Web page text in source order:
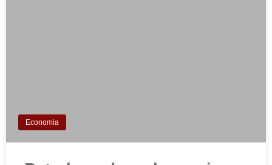
Economia